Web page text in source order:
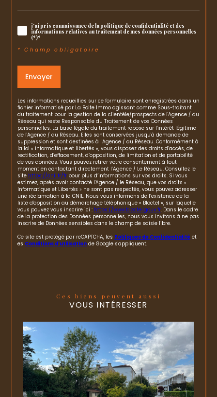
j'ai pris connaissance de la politique de confidentialité et des
informations relatives au traitement de mes données personnelles
(*)*
* Champ obligatoire
Envoyer
Les informations recueillies sur ce formulaire sont enregistrées dans un
fichier informatisé par La Boite Immo agissant comme Sous-traitant
du traitement pour la gestion de la clientèle/prospects de l'Agence / du
Réseau qui reste Responsable du Traitement de vos Données
personnelles. La base légale du traitement repose sur l'intérêt légitime
de l'Agence / du Réseau. Elles sont conservées jusqu'à demande de
suppression et sont destinées à l'Agence / au Réseau. Conformément à
la loi « informatique et libertés », vous disposez des droits d’accès, de
rectification, d’effacement, d’opposition, de limitation et de portabilité
de vos données. Vous pouvez retirer votre consentement à tout
moment en contactant directement l’Agence / Le Réseau. Consultez le
site https://cnil.fr/fr pour plus d’informations sur vos droits. Si vous
estimez, après avoir contacté l'Agence / le Réseau, que vos droits «
Informatique et Libertés » ne sont pas respectés, vous pouvez adresser
une réclamation à la CNIL. Nous vous informons de l’existence de la
liste d'opposition au démarchage téléphonique « Bloctel », sur laquelle
vous pouvez vous inscrire ici : https://www.bloctel.gouv.fr. Dans le cadre
de la protection des Données personnelles, nous vous invitons à ne pas
inscrire de Données sensibles dans le champ de saisie libre.
Ce site est protégé par reCAPTCHA, les Politiques de Confidentialité et
es Conditions d'utilisation de Google s'appliquent.
Ces biens peuvent aussi
VOUS INTÉRESSER